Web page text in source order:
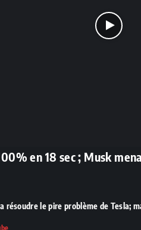
en 18 sec ; Musk
résoudre le pire problème de Tesla;